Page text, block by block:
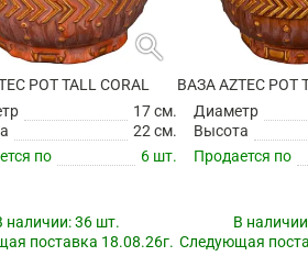
search
POT TALL CORAL
17 см.
22 см.
по
6 шт.
наличии:36 шт.
поставка 18.08.26г.
ВАЗА AZTEC POT
Диаметр
Высота
Продается по
В
Следующая